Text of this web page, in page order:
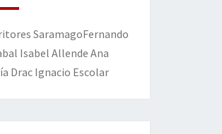
SaramagoFernando
Isabel Allende Ana
Drac Ignacio Escolar